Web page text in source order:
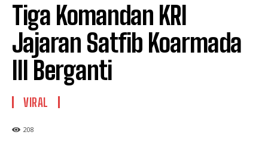
Tiga Komandan KRI
Jajaran Satfib Koarmada
III Berganti
VIRAL
208